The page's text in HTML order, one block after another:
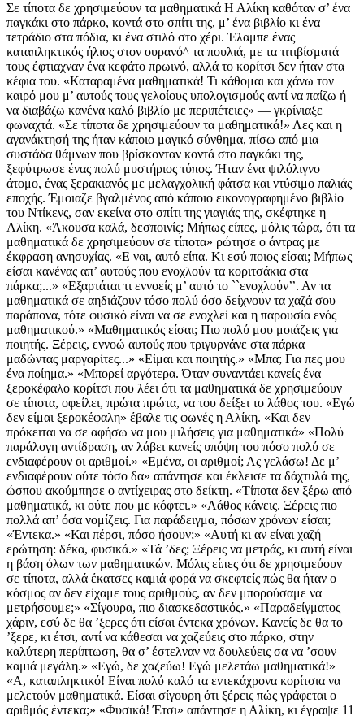
Σε τίποτα δε χρησιμεύουν τα μαθηματικά Η Αλίκη καθόταν σ’ ένα
παγκάκι στο πάρκο, κοντά στο σπίτι της, μ’ ένα βιβλίο κι ένα
τετράδιο στα πόδια, κι ένα στιλό στο χέρι. Έλαμπε ένας
καταπληκτικός ήλιος στον ουρανό^ τα πουλιά, με τα τιτιβίσματά
τους έφτιαχναν ένα κεφάτο πρωινό, αλλά το κορίτσι δεν ήταν στα
κέφια του. «Καταραμένα μαθηματικά! Τι κάθομαι και χάνω τον
καιρό μου μ’ αυτούς τους γελοίους υπολογισμούς αντί να παίζω ή
να διαβάζω κανένα καλό βιβλίο με περιπέτειες» — γκρίνιαξε
φωναχτά. «Σε τίποτα δε χρησιμεύουν τα μαθηματικά!» Λες και η
αγανάκτησή της ήταν κάποιο μαγικό σύνθημα, πίσω από μια
συστάδα θάμνων που βρίσκονταν κοντά στο παγκάκι της,
ξεφύτρωσε ένας πολύ μυστήριος τύπος. Ήταν ένα ψιλόλιγνο
άτομο, ένας ξερακιανός με μελαγχολική φάτσα και ντύσιμο παλιάς
εποχής. Έμοιαζε βγαλμένος από κάποιο εικονογραφημένο βιβλίο
του Ντίκενς, σαν εκείνα στο σπίτι της γιαγιάς της, σκέφτηκε η
Αλίκη. «Άκουσα καλά, δεσποινίς; Μήπως είπες, μόλις τώρα, ότι τα
μαθηματικά δε χρησιμεύουν σε τίποτα» ρώτησε ο άντρας με
έκφραση ανησυχίας. «Ε ναι, αυτό είπα. Κι εσύ ποιος είσαι; Μήπως
είσαι κανένας απ’ αυτούς που ενοχλούν τα κοριτσάκια στα
πάρκα;...» «Εξαρτάται τι εννοείς μ’ αυτό το ``ενοχλούν’’. Αν τα
μαθηματικά σε αηδιάζουν τόσο πολύ όσο δείχνουν τα χαζά σου
παράπονα, τότε φυσικό είναι να σε ενοχλεί και η παρουσία ενός
μαθηματικού.» «Μαθηματικός είσαι; Πιο πολύ μου μοιάζεις για
ποιητής. Ξέρεις, εννοώ αυτούς που τριγυρνάνε στα πάρκα
μαδώντας μαργαρίτες...» «Είμαι και ποιητής.» «Μπα; Για πες μου
ένα ποίημα.» «Μπορεί αργότερα. Όταν συναντάει κανείς ένα
ξεροκέφαλο κορίτσι που λέει ότι τα μαθηματικά δε χρησιμεύουν
σε τίποτα, οφείλει, πρώτα πρώτα, να του δείξει το λάθος του. «Εγώ
δεν είμαι ξεροκέφαλη» έβαλε τις φωνές η Αλίκη. «Και δεν
πρόκειται να σε αφήσω να μου μιλήσεις για μαθηματικά» «Πολύ
παράλογη αντίδραση, αν λάβει κανείς υπόψη του πόσο πολύ σε
ενδιαφέρουν οι αριθμοί.» «Εμένα, οι αριθμοί; Ας γελάσω! Δε μ’
ενδιαφέρουν ούτε τόσο δα» απάντησε και έκλεισε τα δάχτυλά της,
ώσπου ακούμπησε ο αντίχειρας στο δείκτη. «Τίποτα δεν ξέρω από
μαθηματικά, κι ούτε που με κόφτει.» «Λάθος κάνεις. Ξέρεις πιο
πολλά απ’ όσα νομίζεις. Για παράδειγμα, πόσων χρόνων είσαι;
«Έντεκα.» «Και πέρσι, πόσο ήσουν;» «Αυτή κι αν είναι χαζή
ερώτηση: δέκα, φυσικά.» «Τά ’δες; Ξέρεις να μετράς, κι αυτή είναι
η βάση όλων των μαθηματικών. Μόλις είπες ότι δε χρησιμεύουν
σε τίποτα, αλλά έκατσες καμιά φορά να σκεφτείς πώς θα ήταν ο
κόσμος αν δεν είχαμε τους αριθμούς, αν δεν μπορούσαμε να
μετρήσουμε;» «Σίγουρα, πιο διασκεδαστικός.» «Παραδείγματος
χάριν, εσύ δε θα ’ξερες ότι είσαι έντεκα χρόνων. Κανείς δε θα το
’ξερε, κι έτσι, αντί να κάθεσαι να χαζεύεις στο πάρκο, στην
καλύτερη περίπτωση, θα σ’ έστελναν να δουλεύεις σα να ’σουν
καμιά μεγάλη.» «Εγώ, δε χαζεύω! Εγώ μελετάω μαθηματικά!»
«Α, καταπληκτικό! Είναι πολύ καλό τα εντεκάχρονα κορίτσια να
μελετούν μαθηματικά. Είσαι σίγουρη ότι ξέρεις πώς γράφεται ο
αριθμός έντεκα;» «Φυσικά! Έτσι» απάντησε η Αλίκη, κι έγραψε 11